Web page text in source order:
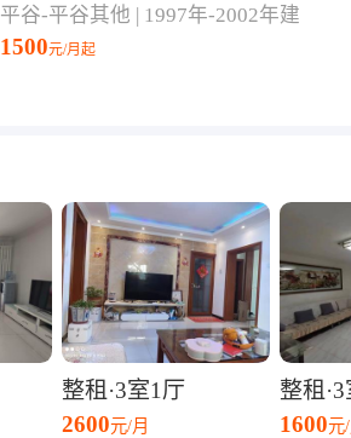
平谷-平谷其他 | 1997年-2002年建
1500元/月起
整租·3室1厅
2600元/月
整租
1600元